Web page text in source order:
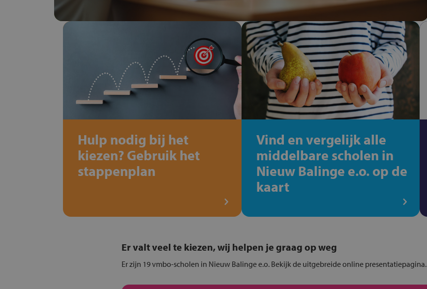
Hulp nodig bij het
kiezen? Gebruik het
stappenplan
Vind en vergelijk alle
middelbare scholen in
Nieuw Balinge e.o. op de
kaart
Er valt veel te kiezen, wij helpen je graag op weg
Er zijn 19 vmbo-scholen in Nieuw Balinge e.o. Bekijk de uitgebreide online presentatiepagina.